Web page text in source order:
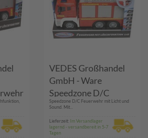
VEDES Großhandel
GmbH - Ware
Speedzone D/C
Feuerwehr mit Licht
und Sound, 1:12
Speedzone D/C Feuerwehr mit Licht und
Sound. Mit...
Lieferzeit: Im Versandlager
lagernd - versandbereit in 5-7
Tagen